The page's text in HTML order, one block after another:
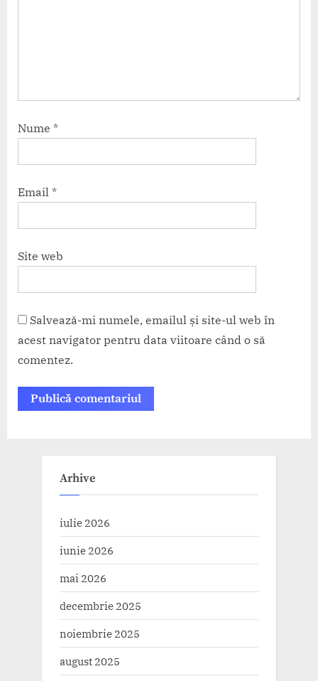
Nume *
Email *
Site web
Salvează-mi numele, emailul și site-ul web în
acest navigator pentru data viitoare când o să
comentez.
Arhive
iulie 2026
iunie 2026
mai 2026
decembrie 2025
noiembrie 2025
august 2025